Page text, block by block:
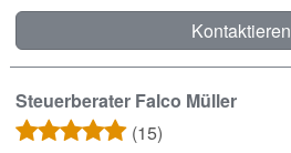
Kontaktieren
Steuerberater Falco Müller
(15)